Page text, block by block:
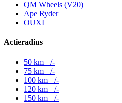
QM Wheels (V20)
Ape Ryder
OUXI
Actieradius
50 km +/-
75 km +/-
100 km +/-
120 km +/-
150 km +/-